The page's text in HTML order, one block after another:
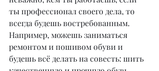
ты профессионал своего дела, то
всегда будешь востребованным.
Например, можешь заниматься
ремонтом и пошивом обуви и
будешь всё делать на совесть: шить